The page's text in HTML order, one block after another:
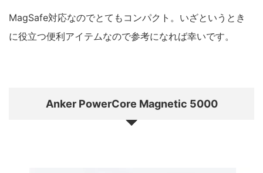
MagSafe対応なのでとてもコンパクト。いざというとき
に役立つ便利アイテムなので参考になれば幸いです。
Anker PowerCore Magnetic 5000